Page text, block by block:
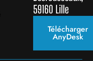
59160 Lille
Télécharger
AnyDesk